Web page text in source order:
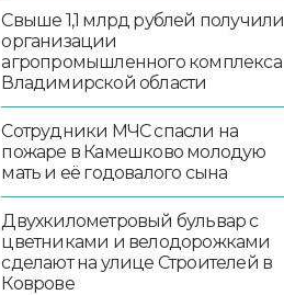
Свыше 1,1 млрд рублей получили
организации
агропромышленного комплекса
Владимирской области
Сотрудники МЧС спасли на
пожаре в Камешково молодую
мать и её годовалого сына
Двухкилометровый бульвар с
цветниками и велодорожками
сделают на улице Строителей в
Коврове